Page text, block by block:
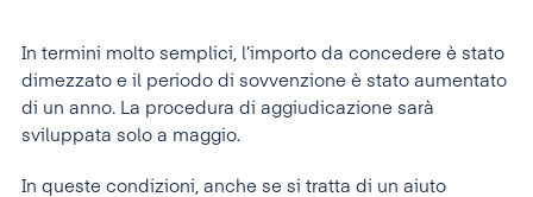
In termini molto semplici, l’importo da concedere è stato
dimezzato e il periodo di sovvenzione è stato aumentato
di un anno. La procedura di aggiudicazione sarà
sviluppata solo a maggio.
In queste condizioni, anche se si tratta di un aiuto